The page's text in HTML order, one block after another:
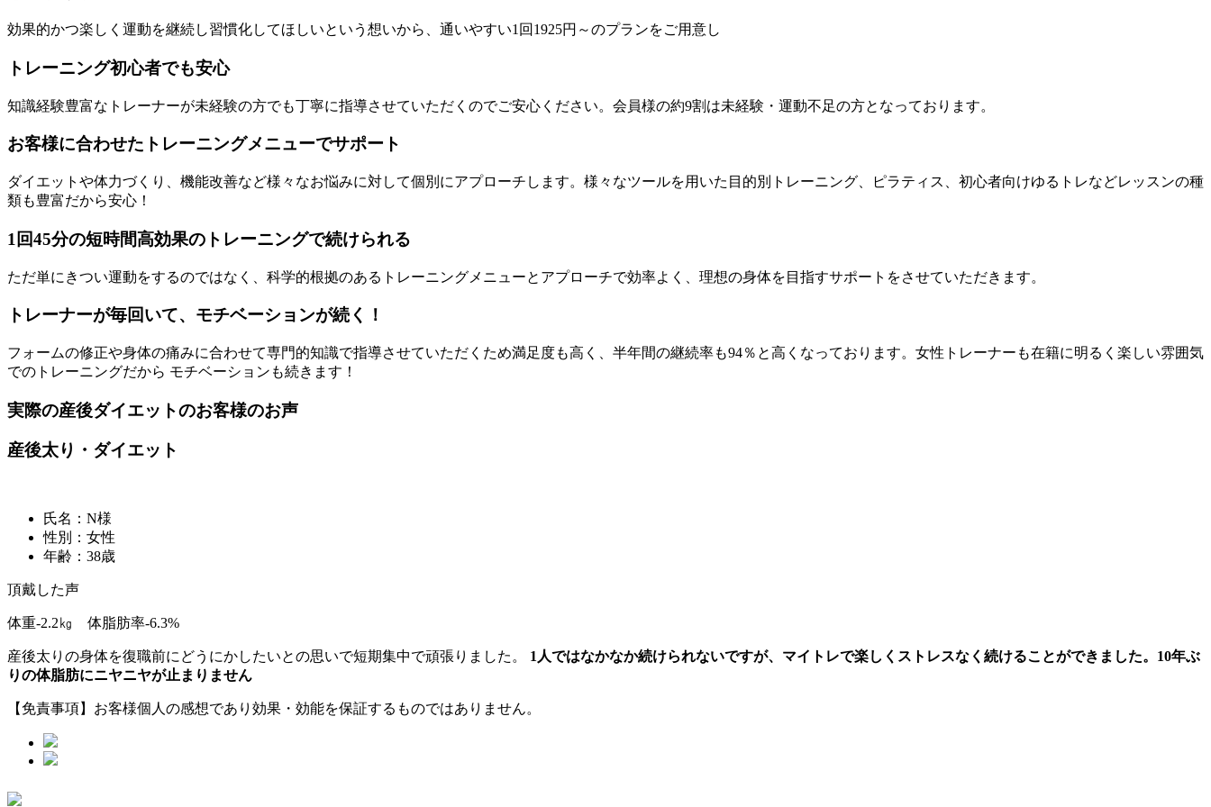
効果的かつ楽しく運動を継続し習慣化してほしいという想いから、通いやすい1回1925円～のプランをご用意し
トレーニング初心者でも安心
知識経験豊富なトレーナーが未経験の方でも丁寧に指導させていただくのでご安心ください。会員様の約9割は未経験・運動不足の方となっております。
お客様に合わせたトレーニングメニューでサポート
ダイエットや体力づくり、機能改善など様々なお悩みに対して個別にアプローチします。様々なツールを用いた目的別トレーニング、ピラティス、初心者向けゆるトレなどレッスンの種
類も豊富だから安心！
1回45分の短時間高効果のトレーニングで続けられる
ただ単にきつい運動をするのではなく、科学的根拠のあるトレーニングメニューとアプローチで効率よく、理想の身体を目指すサポートをさせていただきます。
トレーナーが毎回いて、モチベーションが続く！
フォームの修正や身体の痛みに合わせて専門的知識で指導させていただくため満足度も高く、半年間の継続率も94％と高くなっております。女性トレーナーも在籍に明るく楽しい雰囲気
でのトレーニングだから モチベーションも続きます！
実際の産後ダイエットのお客様のお声
産後太り・ダイエット
氏名：N様
性別：女性
年齢：38歳
頂戴した声
体重-2.2㎏ 体脂肪率-6.3%
産後太りの身体を復職前にどうにかしたいとの思いで短期集中で頑張りました。 1人ではなかなか続けられないですが、マイトレで楽しくストレスなく続けることができました。10年ぶ
りの体脂肪にニヤニヤが止まりません
【免責事項】お客様個人の感想であり効果・効能を保証するものではありません。